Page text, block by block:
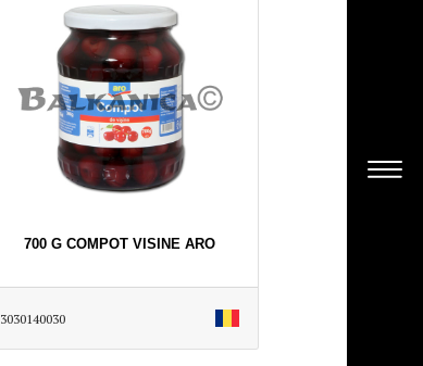
700 G COMPOT VISINE ARO
3030140030